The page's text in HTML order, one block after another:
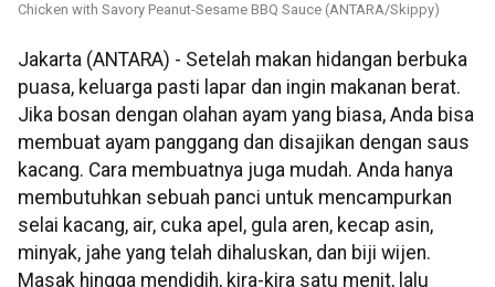
Chicken with Savory Peanut-Sesame BBQ Sauce (ANTARA/Skippy)
Jakarta (ANTARA) - Setelah makan hidangan berbuka
puasa, keluarga pasti lapar dan ingin makanan berat.
Jika bosan dengan olahan ayam yang biasa, Anda bisa
membuat ayam panggang dan disajikan dengan saus
kacang. Cara membuatnya juga mudah. Anda hanya
membutuhkan sebuah panci untuk mencampurkan
selai kacang, air, cuka apel, gula aren, kecap asin,
minyak, jahe yang telah dihaluskan, dan biji wijen.
Masak hingga mendidih, kira-kira satu menit, lalu